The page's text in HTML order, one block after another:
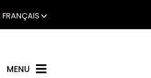
FRANÇAIS
MENU